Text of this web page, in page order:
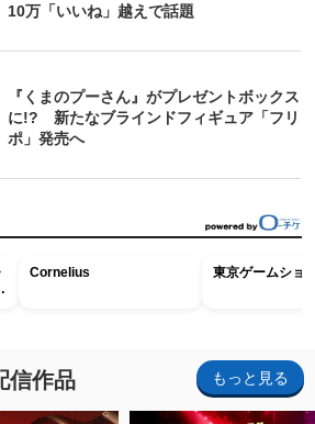
10万「いいね」越えで話題
『くまのプーさん』がプレゼントボックス
に!? 新たなブラインドフィギュア「フリ
ポ」発売へ
Cornelius 東京ゲームショ
信作品 もっと見る